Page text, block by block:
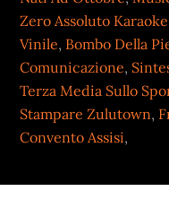
Zero Assoluto Karaoke
Vinile, Bombo Della
Comunicazione,
Terza Media Sullo
Stampare Zulutown,
Convento Assisi,